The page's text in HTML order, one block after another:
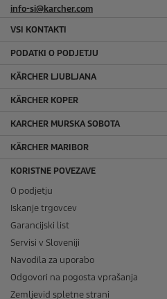
info-si@karcher.com
VSI KONTAKTI
PODATKI O PODJETJU
KÄRCHER LJUBLJANA
KÄRCHER KOPER
KARCHER MURSKA SOBOTA
KÄRCHER MARIBOR
KORISTNE POVEZAVE
O podjetju
Iskanje trgovcev
Garancijski list
Servisi v Sloveniji
Navodila za uporabo
Odgovori na pogosta vprašanja
Zemljevid spletne strani